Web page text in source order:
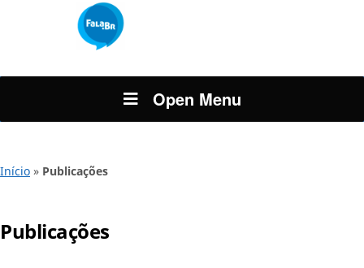
Open Menu
Início » Publicações
Publicações